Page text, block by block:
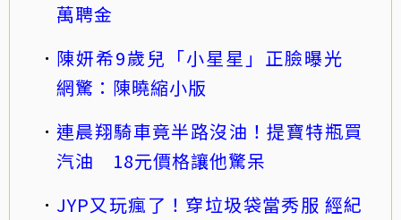
萬聘金
陳妍希9歲兒「小星星」正臉曝光
網驚：陳曉縮小版
連晨翔騎車竟半路沒油！提寶特瓶買
汽油 18元價格讓他驚呆
JYP又玩瘋了！穿垃圾袋當秀服 經紀